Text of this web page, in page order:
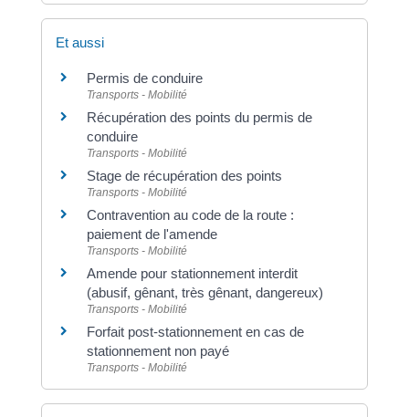
Et aussi
Permis de conduire
Transports - Mobilité
Récupération des points du permis de
conduire
Transports - Mobilité
Stage de récupération des points
Transports - Mobilité
Contravention au code de la route :
paiement de l'amende
Transports - Mobilité
Amende pour stationnement interdit
(abusif, gênant, très gênant, dangereux)
Transports - Mobilité
Forfait post-stationnement en cas de
stationnement non payé
Transports - Mobilité